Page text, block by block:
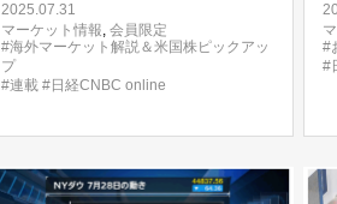
心はマイクロソフトとメタの決算発
表に
2025.07.31
マーケット情報, 会員限定
#海外マーケット解説＆米国株ピックアッ
プ
#連載 #日経CNBC online
#
#